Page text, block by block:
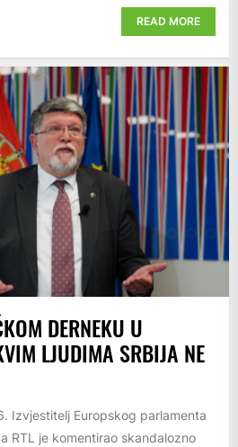
READ MORE
DERNEKU U
LJUDIMA SRBIJA NE
Izvjestitelj Europskog parlamenta
RTL je komentirao skandalozno